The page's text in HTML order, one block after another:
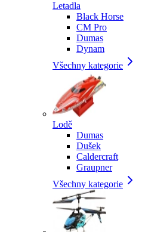
Letadla
Black Horse
CM Pro
Dumas
Dynam
Všechny kategorie
Lodě
Dumas
Dušek
Caldercraft
Graupner
Všechny kategorie